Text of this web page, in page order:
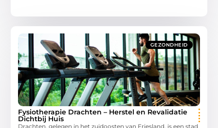
GEZONDHEID
Fysiotherapie Drachten – Herstel en Revalidatie
Dichtbij Huis
Drachten, gelegen in het zuidoosten van Friesland, is een stad